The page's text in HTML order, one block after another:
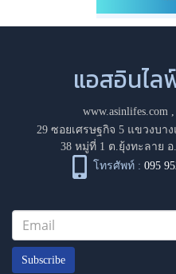
แอสอินไล
www.asinlifes.com,
29 ซอยเศรษฐกิจ 5 แขวงบา
38 หมู่ที่ 1 ต.ยุ้งทะลาย
โทรศัพท์ : 095
Subscribe